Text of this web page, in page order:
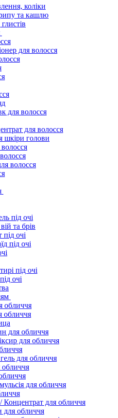
коліки
та кашлю
для волосся
для волосся
для волосся
шкіри голови
волосся
під очі
та брів
очі
під очі
під очі
очі
обличчя
обличчя
для обличчя
для обличчя
для обличчя
для обличчя
Концентрат для обличчя
для обличчя